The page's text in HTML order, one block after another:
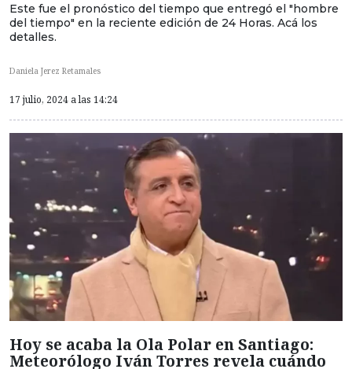
Este fue el pronóstico del tiempo que entregó el "hombre
del tiempo" en la reciente edición de 24 Horas. Acá los
detalles.
Daniela Jerez Retamales
17 julio, 2024 a las 14:24
Hoy se acaba la Ola Polar en Santiago:
Meteorólogo Iván Torres revela cuándo